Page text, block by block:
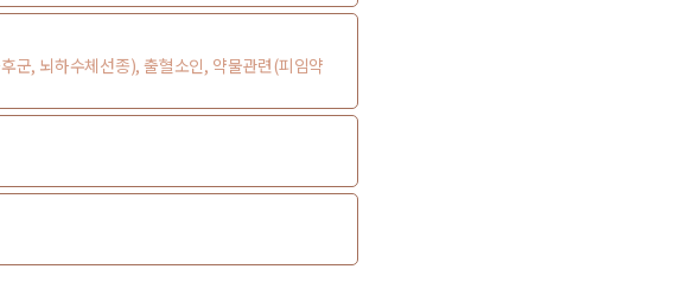
군, 뇌하수체선종), 출혈소인, 약물관련(피임약